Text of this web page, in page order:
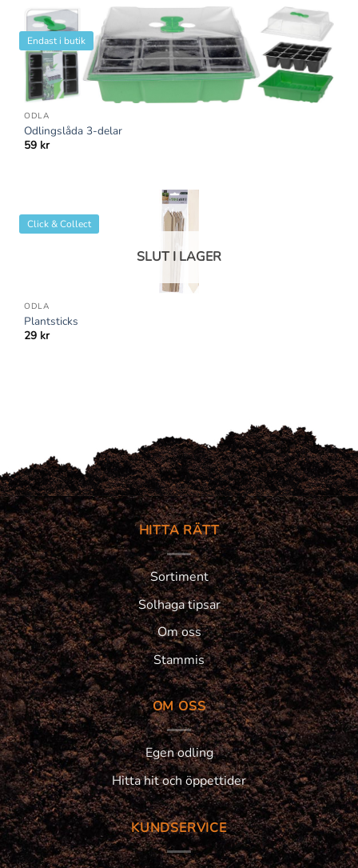
Endast i butik
ODLA
Odlingslåda 3-delar
59 kr
Click & Collect
SLUT I LAGER
ODLA
Plantsticks
29 kr
HITTA RÄTT
Sortiment
Solhaga tipsar
Om oss
Stammis
OM OSS
Egen odling
Hitta hit och öppettider
KUNDSERVICE